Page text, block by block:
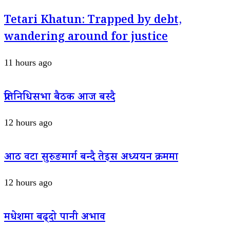
Tetari Khatun: Trapped by debt,
wandering around for justice
11 hours ago
प्रतिनिधिसभा बैठक आज बस्दै
12 hours ago
आठ वटा सुरुङमार्ग बन्दै तेइस अध्ययन क्रममा
12 hours ago
मधेशमा बढ्दो पानी अभाव